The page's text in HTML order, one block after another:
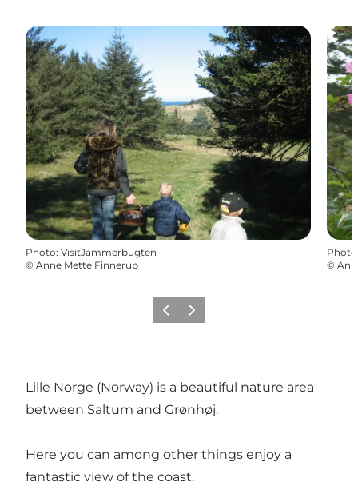
Photo: VisitJammerbugten
© Anne Mette Finnerup
Photo
©
PrécédentSuivant
Lille Norge (Norway) is a beautiful nature area
between Saltum and Grønhøj.
Here you can among other things enjoy a
fantastic view of the coast.